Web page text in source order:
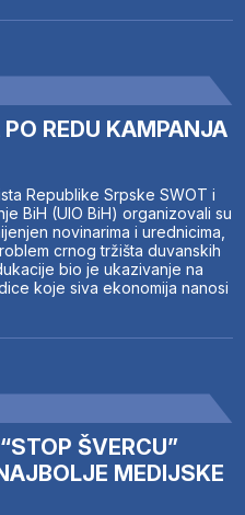
REDU KAMPANJA
Republike Srpske SWOT i
BiH (UIO BiH) organizovali su
novinarima i urednicima,
crnog tržišta duvanskih
bio je ukazivanje na
koje siva ekonomija nanosi
ŠVERCU”
MEDIJSKE